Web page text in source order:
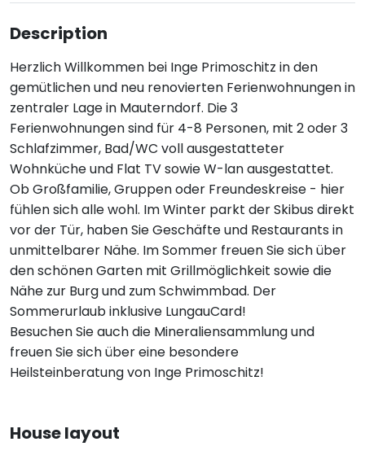
Description
Herzlich Willkommen bei Inge Primoschitz in den
gemütlichen und neu renovierten Ferienwohnungen in
zentraler Lage in Mauterndorf. Die 3
Ferienwohnungen sind für 4-8 Personen, mit 2 oder 3
Schlafzimmer, Bad/WC voll ausgestatteter
Wohnküche und Flat TV sowie W-lan ausgestattet.
Ob Großfamilie, Gruppen oder Freundeskreise - hier
fühlen sich alle wohl. Im Winter parkt der Skibus direkt
vor der Tür, haben Sie Geschäfte und Restaurants in
unmittelbarer Nähe. Im Sommer freuen Sie sich über
den schönen Garten mit Grillmöglichkeit sowie die
Nähe zur Burg und zum Schwimmbad. Der
Sommerurlaub inklusive LungauCard!
Besuchen Sie auch die Mineraliensammlung und
freuen Sie sich über eine besondere
Heilsteinberatung von Inge Primoschitz!
House layout